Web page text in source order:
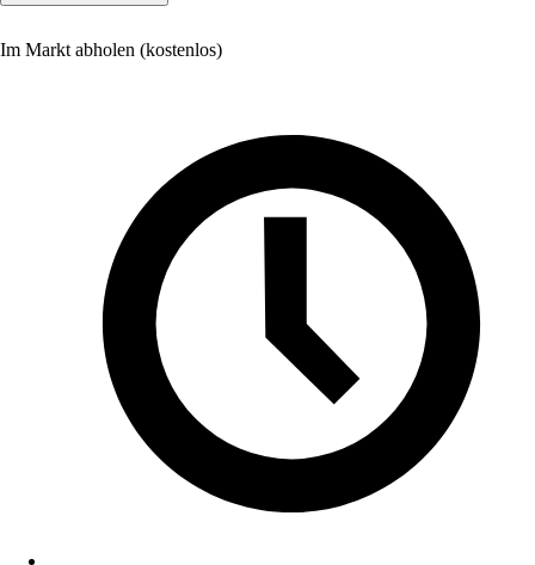
Im Markt abholen (kostenlos)